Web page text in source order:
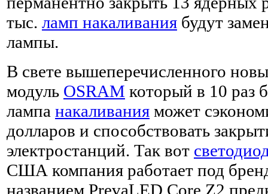
тыс. ламп накаливания будут
лампы.
В свете вышеперечисленного
модуль OSRAM который в 10 раз
лампа накаливания может
долларов и способствовать
электростанций. Так вот
США компания работает под
названием PrevaLED Core Z2